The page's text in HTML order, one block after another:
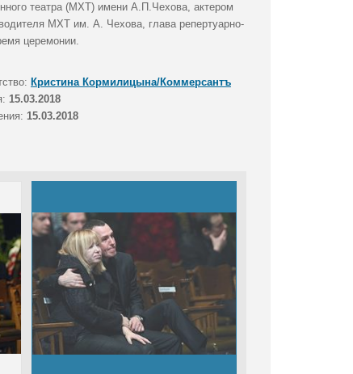
театра (МХТ) имени А.П.Чехова, актером
МХТ им. А. Чехова, глава репертуарно-
церемонии.
Кристина Кормилицына/Коммерсантъ
15.03.2018
15.03.2018